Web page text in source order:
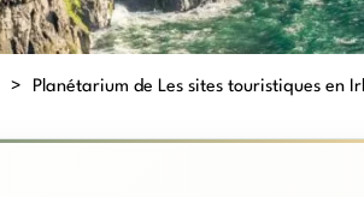
> Planétarium de Les sites touristiques en